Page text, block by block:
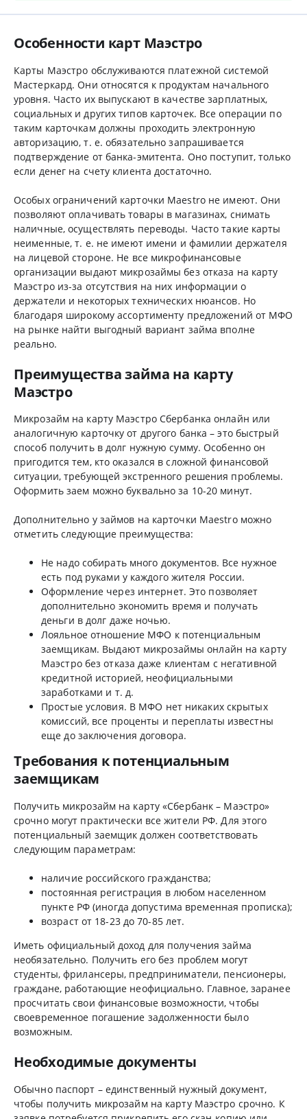
Особенности карт Маэстро
Карты Маэстро обслуживаются платежной системой
Мастеркард. Они относятся к продуктам начального
уровня. Часто их выпускают в качестве зарплатных,
социальных и других типов карточек. Все операции по
таким карточкам должны проходить электронную
авторизацию, т. е. обязательно запрашивается
подтверждение от банка-эмитента. Оно поступит, только
если денег на счету клиента достаточно.
Особых ограничений карточки Maestro не имеют. Они
позволяют оплачивать товары в магазинах, снимать
наличные, осуществлять переводы. Часто такие карты
неименные, т. е. не имеют имени и фамилии держателя
на лицевой стороне. Не все микрофинансовые
организации выдают микрозаймы без отказа на карту
Маэстро из-за отсутствия на них информации о
держатели и некоторых технических нюансов. Но
благодаря широкому ассортименту предложений от МФО
на рынке найти выгодный вариант займа вполне
реально.
Преимущества займа на карту
Маэстро
Микрозайм на карту Маэстро Сбербанка онлайн или
аналогичную карточку от другого банка – это быстрый
способ получить в долг нужную сумму. Особенно он
пригодится тем, кто оказался в сложной финансовой
ситуации, требующей экстренного решения проблемы.
Оформить заем можно буквально за 10-20 минут.
Дополнительно у займов на карточки Maestro можно
отметить следующие преимущества:
Не надо собирать много документов. Все нужное
есть под руками у каждого жителя России.
Оформление через интернет. Это позволяет
дополнительно экономить время и получать
деньги в долг даже ночью.
Лояльное отношение МФО к потенциальным
заемщикам. Выдают микрозаймы онлайн на карту
Маэстро без отказа даже клиентам с негативной
кредитной историей, неофициальными
заработками и т. д.
Простые условия. В МФО нет никаких скрытых
комиссий, все проценты и переплаты известны
еще до заключения договора.
Требования к потенциальным
заемщикам
Получить микрозайм на карту «Сбербанк – Маэстро»
срочно могут практически все жители РФ. Для этого
потенциальный заемщик должен соответствовать
следующим параметрам:
наличие российского гражданства;
постоянная регистрация в любом населенном
пункте РФ (иногда допустима временная прописка);
возраст от 18-23 до 70-85 лет.
Иметь официальный доход для получения займа
необязательно. Получить его без проблем могут
студенты, фрилансеры, предприниматели, пенсионеры,
граждане, работающие неофициально. Главное, заранее
просчитать свои финансовые возможности, чтобы
своевременное погашение задолженности было
возможным.
Необходимые документы
Обычно паспорт – единственный нужный документ,
чтобы получить микрозайм на карту Маэстро срочно. К